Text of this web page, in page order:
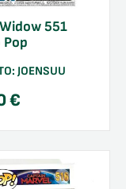
551
Pop
JOENSUU
€